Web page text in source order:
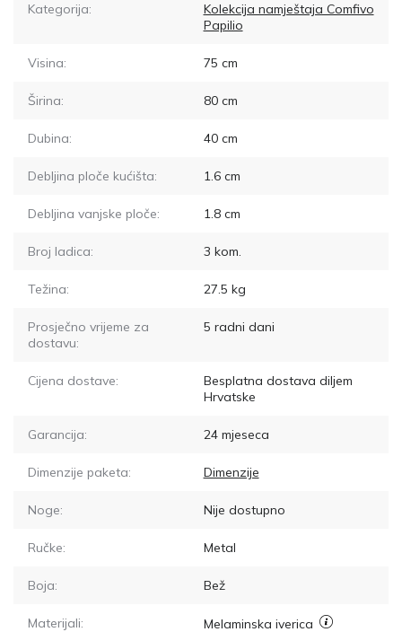
Kategorija:
Kolekcija namještaja Comfivo
Papilio
Visina: 75 cm
Širina: 80cm
Dubina: 40cm
Debljina ploče kućišta: 1.6cm
Debljina vanjske ploče: 1.8cm
Broj ladica: 3 kom.
Težina: 27.5 kg
Prosječno vrijeme za
dostavu:
5 radni dani
Cijena dostave:
Besplatna dostava diljem
Hrvatske
Garancija: 24 mjeseca
Dimenzije paketa: Dimenzije
Noge: Nije dostupno
Ručke: Metal
Boja: Bež
Materijali: Melaminska iverica